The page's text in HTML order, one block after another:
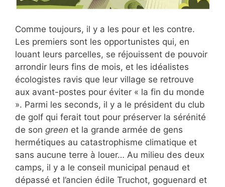
Comme toujours, il y a les pour et les contre.
Les premiers sont les opportunistes qui, en
louant leurs parcelles, se réjouissent de pouvoir
arrondir leurs fins de mois, et les idéalistes
écologistes ravis que leur village se retrouve
aux avant-postes pour éviter « la fin du monde
». Parmi les seconds, il y a le président du club
de golf qui ferait tout pour préserver la sérénité
de son green et la grande armée de gens
hermétiques au catastrophisme climatique et
sans aucune terre à louer… Au milieu des deux
camps, il y a le conseil municipal penaud et
dépassé et l’ancien édile Truchot, goguenard et